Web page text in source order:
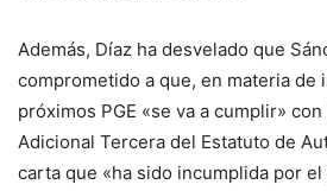
Además, Díaz ha desvelado que
comprometido a que, en materia de
próximos PGE «se va a cumplir»
Adicional Tercera del Estatuto de
carta que «ha sido incumplida por